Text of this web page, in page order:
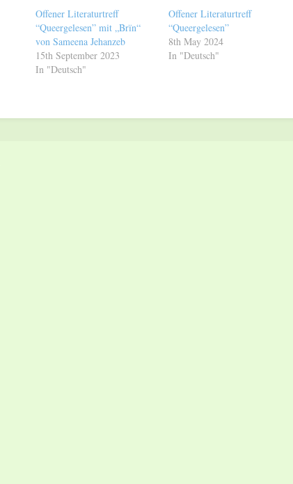
Offener Literaturtreff
“Queergelesen” mit „Brïn“
von Sameena Jehanzeb
15th September 2023
In "Deutsch"
Offener Literaturtreff
“Queergelesen”
8th May 2024
In "Deutsch"